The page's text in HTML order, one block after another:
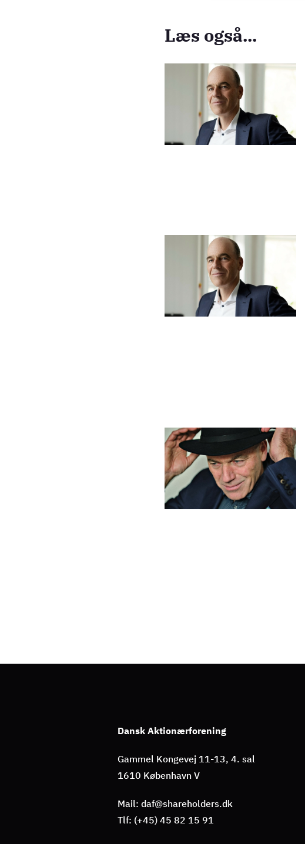
Læs også...
Billede
Dansk Aktionærforening
Gammel Kongevej 11-13, 4. sal
1610 København V
Mail: daf@shareholders.dk
Tlf: (+45) 45 82 15 91